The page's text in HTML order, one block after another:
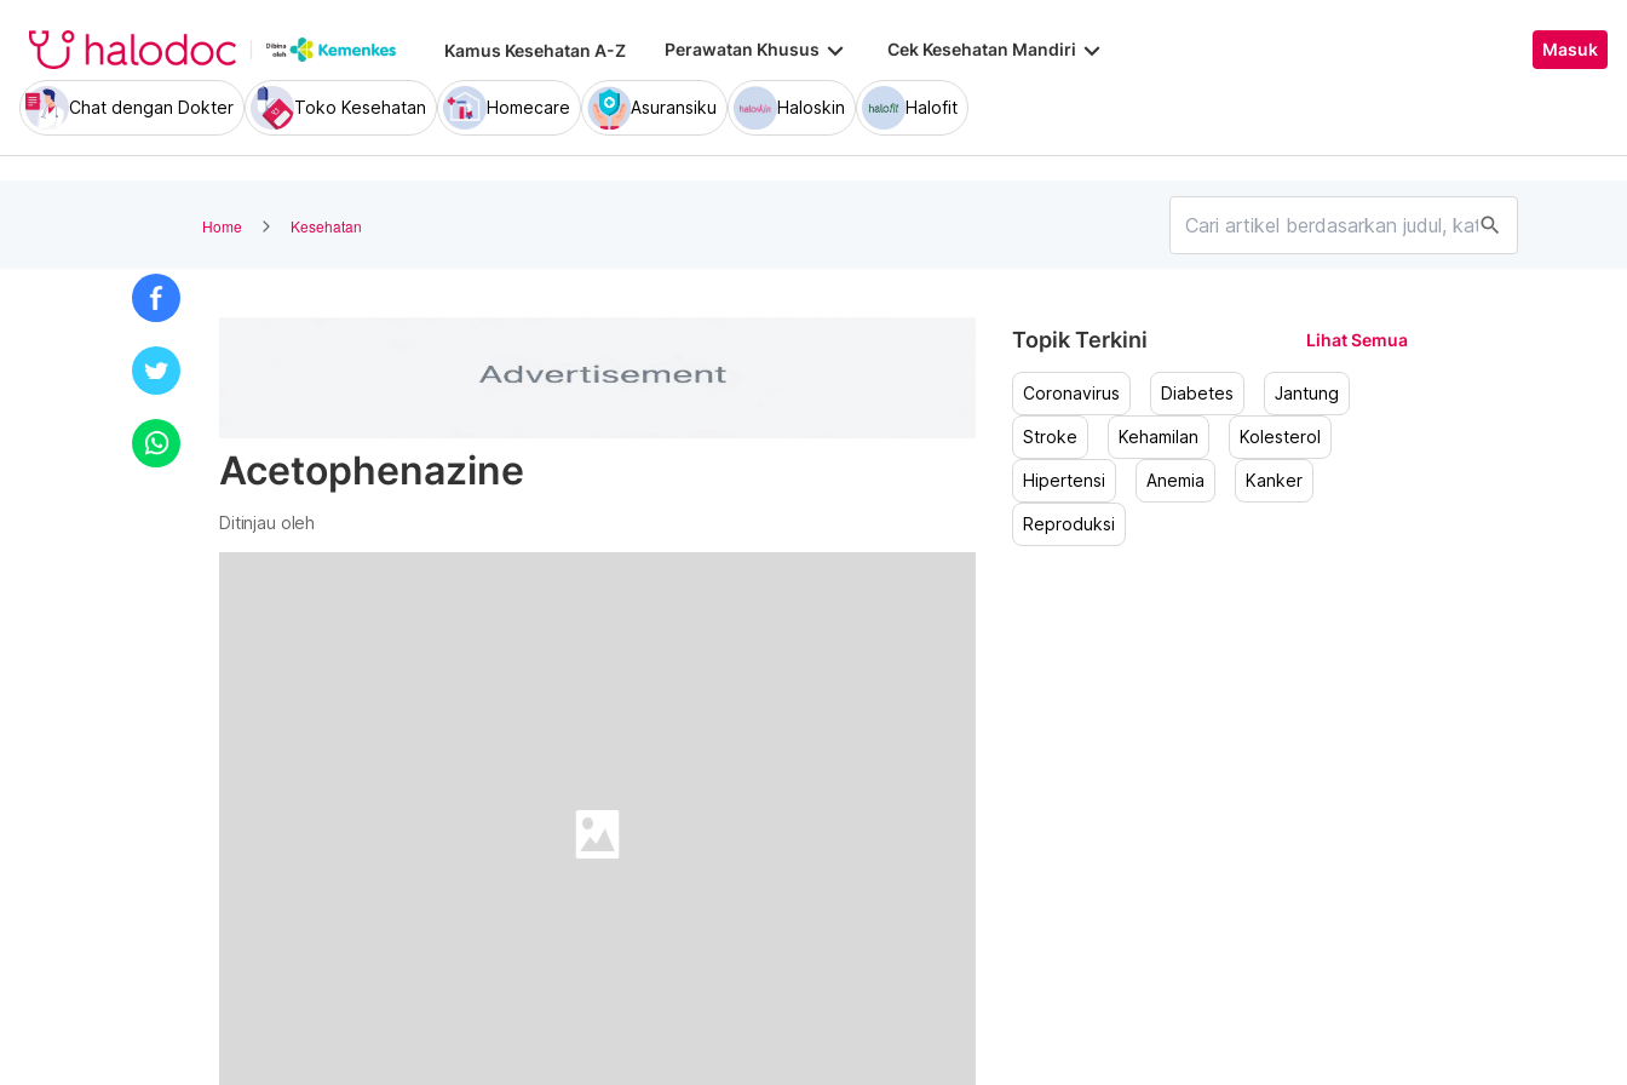
Kamus Kesehatan A-Z Perawatan Khusus keyboard_arrow_down Cek Kesehatan Mandiri keyboard_arrow_down Masuk
Chat dengan Dokter Toko Kesehatan Homecare Asuransiku Haloskin Halofit
Home Kesehatan search
Acetophenazine
Ditinjau oleh
Topik Terkini Lihat Semua
Coronavirus Diabetes Jantung
Stroke Kehamilan Kolesterol
Hipertensi Anemia Kanker
Reproduksi